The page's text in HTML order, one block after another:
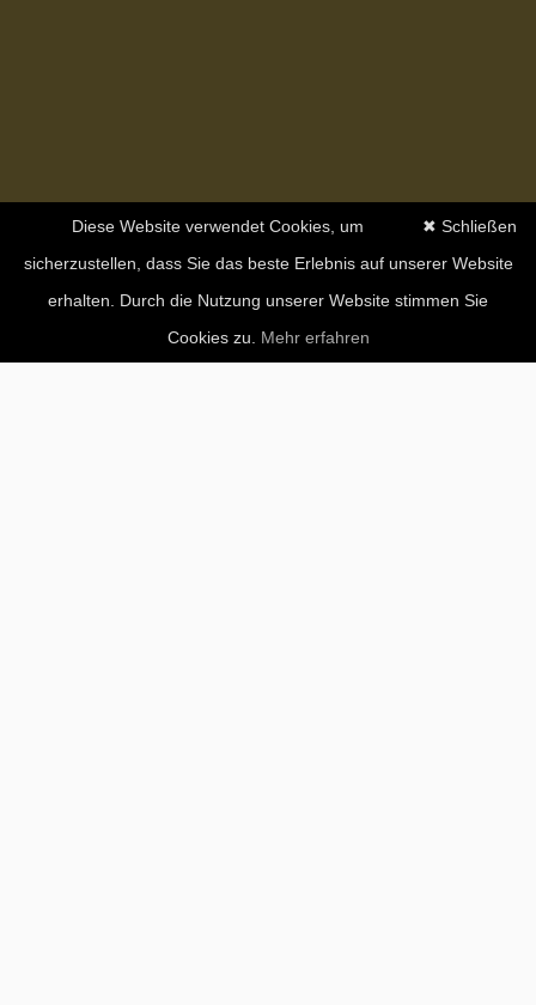
✖ Schließen
Diese Website verwendet Cookies, um
sicherzustellen, dass Sie das beste Erlebnis auf unserer Website
erhalten. Durch die Nutzung unserer Website stimmen Sie
Cookies zu. Mehr erfahren